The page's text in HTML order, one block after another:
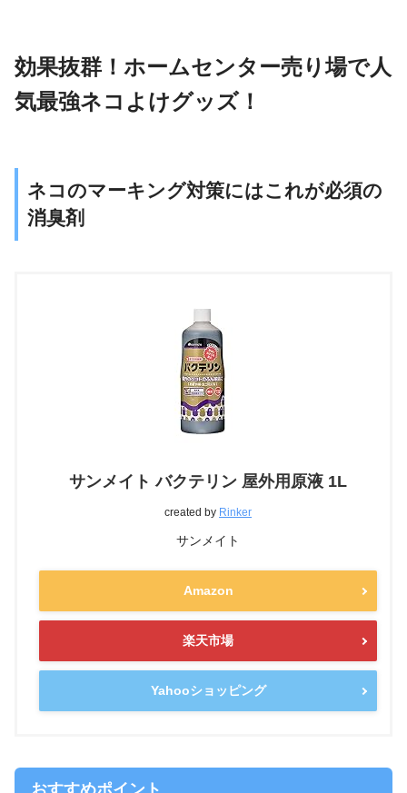
効果抜群！ホームセンター売り場で人
気最強ネコよけグッズ！
ネコのマーキング対策にはこれが必須の
消臭剤
サンメイト バクテリン 屋外用原液 1L
created by Rinker
サンメイト
Amazon
楽天市場
Yahooショッピング